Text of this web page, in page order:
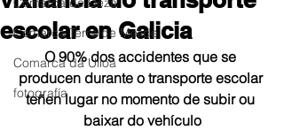
Comarca Terra de Melide
Comarca da Ulloa
fotografía
escolar en Galicia
O 90% dos accidentes que se
producen durante o transporte escolar
teñen lugar no momento de subir ou
baixar do vehículo